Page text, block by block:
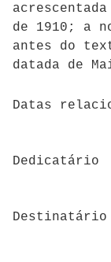
de 1910; a
antes do
datada de
Datas
Dedicatário
Destinatário